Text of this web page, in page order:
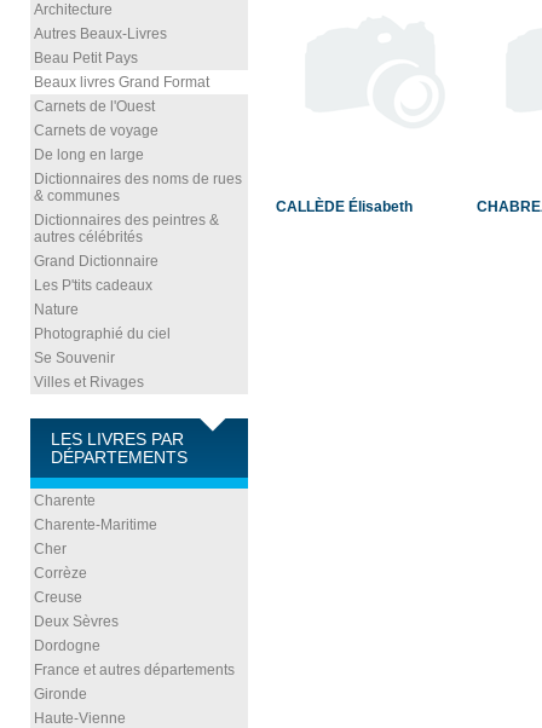
Architecture
Autres Beaux-Livres
Beau Petit Pays
Beaux livres Grand Format
Carnets de l'Ouest
Carnets de voyage
De long en large
Dictionnaires des noms de rues
& communes
Dictionnaires des peintres &
autres célébrités
Grand Dictionnaire
Les P'tits cadeaux
Nature
Photographié du ciel
Se Souvenir
Villes et Rivages
LES LIVRES PAR
DÉPARTEMENTS
Charente
Charente-Maritime
Cher
Corrèze
Creuse
Deux Sèvres
Dordogne
France et autres départements
Gironde
Haute-Vienne
CALLÈDE Élisabeth